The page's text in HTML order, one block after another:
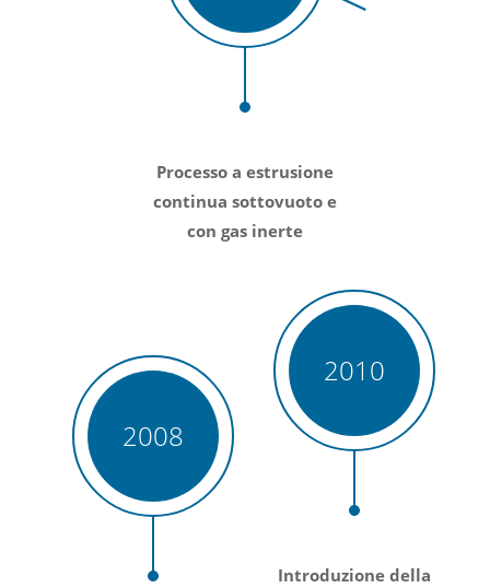
Processo a estrusione
continua sottovuoto e
con gas inerte
2008
2010
Introduzione della